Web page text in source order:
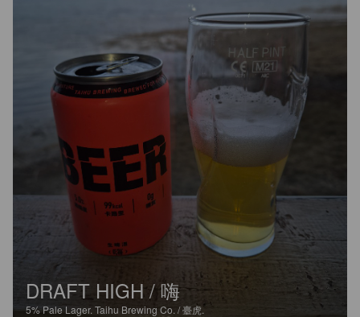
DRAFT HIGH / 嗨
5%Pale Lager. Taihu Brewing Co. / 臺虎.